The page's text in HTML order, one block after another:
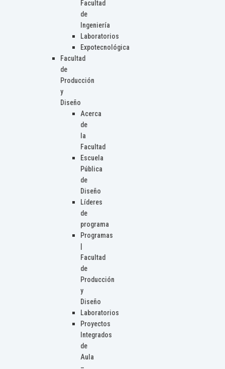
Facultad
de
Ingeniería
Laboratorios
Expotecnológica
Facultad
de
Producción
y
Diseño
Acerca
de
la
Facultad
Escuela
Pública
de
Diseño
Líderes
de
programa
Programas
Facultad
de
Producción
y
Diseño
Laboratorios
Proyectos
Integrados
de
Aula